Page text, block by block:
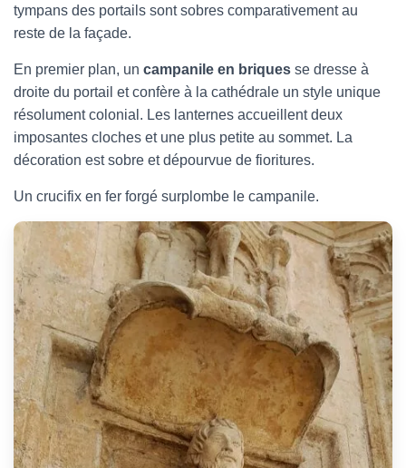
tympans des portails sont sobres comparativement au
reste de la façade.
En premier plan, un campanile en briques se dresse à
droite du portail et confère à la cathédrale un style unique
résolument colonial. Les lanternes accueillent deux
imposantes cloches et une plus petite au sommet. La
décoration est sobre et dépourvue de fioritures.
Un crucifix en fer forgé surplombe le campanile.